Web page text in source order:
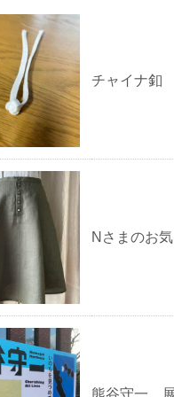
チャイナ釦
Nさまのお